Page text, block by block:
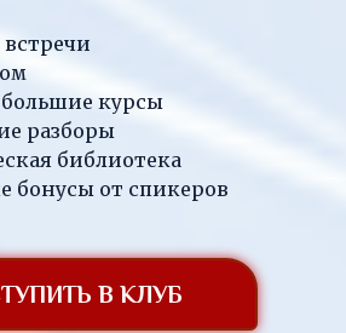
курсы
разборы
библиотека
бонусы от спикеров
В КЛУБ